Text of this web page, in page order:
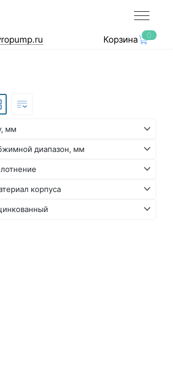
Корзина 0
мм
диапазон, мм
корпуса